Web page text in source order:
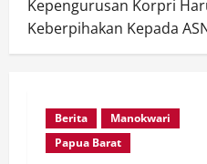
Kepengurusan Korpri
Keberpihakan Kepada
Berita
Manokwari
Papua Barat